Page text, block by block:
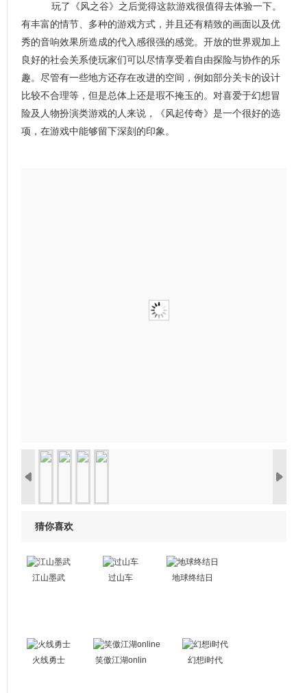
玩了《风之谷》之后觉得这款游戏很值得去体验一下。
有丰富的情节、多种的游戏方式，并且还有精致的画面以及优
秀的音响效果所造成的代入感很强的感觉。开放的世界观加上
良好的社会关系使玩家们可以尽情享受着自由探险与协作的乐
趣。尽管有一些地方还存在改进的空间，例如部分关卡的设计
比较不合理等，但是总体上还是瑕不掩玉的。对喜爱于幻想冒
险及人物扮演类游戏的人来说，《风起传奇》是一个很好的选
项，在游戏中能够留下深刻的印象。
猜你喜欢
江山墨武 过山车 地球终结日
火线勇士
笑傲江湖onlin
幻想i时代